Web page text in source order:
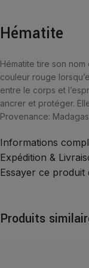
Hématite
Hématite tire son
couleur rouge
entre le corps et
ancrer et protéger.
Provenance:
Informations
Expédition &
Essayer ce
Produits